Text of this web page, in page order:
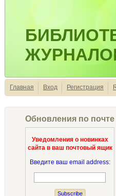
Главная Вход Регистрация
Обновления по почте
Уведомления о новинках
сайта в ваш почтовый ящик
Введите ваш email address: